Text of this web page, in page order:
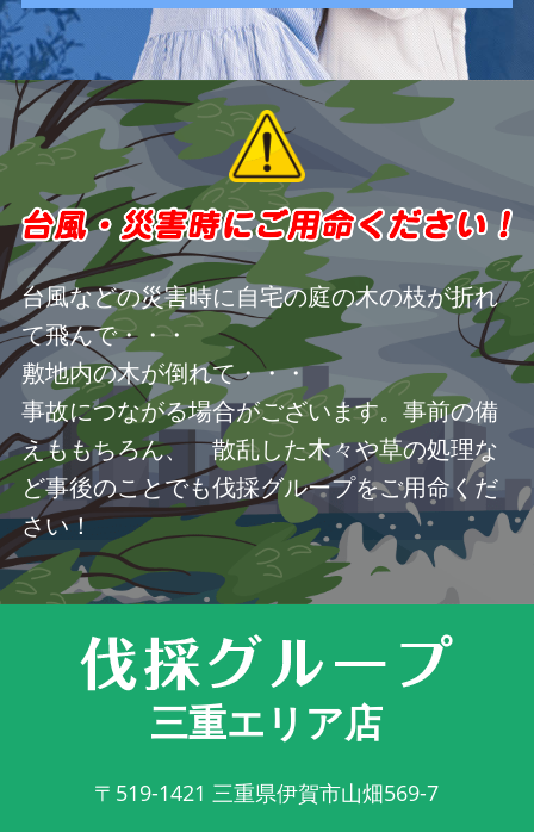
台風などの災害時に自宅の庭の木の枝が折れ
て飛んで・・・
敷地内の木が倒れて・・・
事故につながる場合がございます。事前の備
えももちろん、 散乱した木々や草の処理な
ど事後のことでも伐採グループをご用命くだ
さい！
三重エリア店
〒519-1421 三重県伊賀市山畑569-7